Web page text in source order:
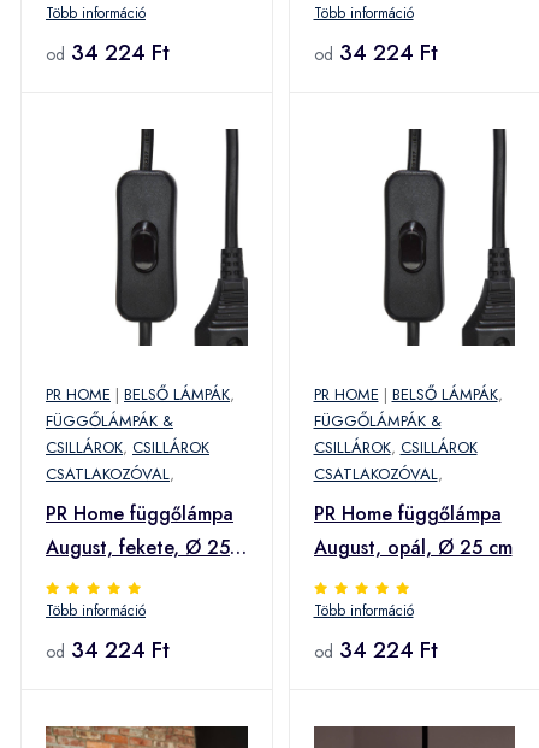
Több információ
od 34 224 Ft
Több információ
od 34 224 Ft
PR HOME | BELSŐ LÁMPÁK,
FÜGGŐLÁMPÁK &
CSILLÁROK, CSILLÁROK
CSATLAKOZÓVAL,
PR Home függőlámpa
August, fekete, Ø 25
cm, hullámos üveg
Több információ
od 34 224 Ft
PR HOME | BELSŐ LÁMPÁK,
FÜGGŐLÁMPÁK &
CSILLÁROK, CSILLÁROK
CSATLAKOZÓVAL,
PR Home függőlámpa
August, opál, Ø 25 cm
Több információ
od 34 224 Ft